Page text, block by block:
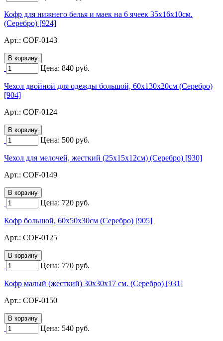
Кофр для нижнего белья и маек на 6 ячеек 35х16х10см.
(Серебро) [924]
Арт.: COF-0143
Цена: 840 руб.
Чехол двойной для одежды большой, 60х130х20см (Серебро)
[904]
Арт.: COF-0124
Цена: 500 руб.
Чехол для мелочей, жесткий (25х15х12см) (Серебро) [930]
Арт.: COF-0149
Цена: 720 руб.
Кофр большой, 60х50х30см (Серебро) [905]
Арт.: COF-0125
Цена: 770 руб.
Кофр малый (жесткий) 30х30х17 см. (Серебро) [931]
Арт.: COF-0150
Цена: 540 руб.